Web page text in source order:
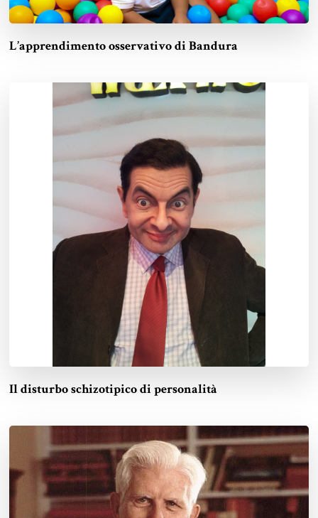
L’apprendimento osservativo di Bandura
Il disturbo schizotipico di personalità